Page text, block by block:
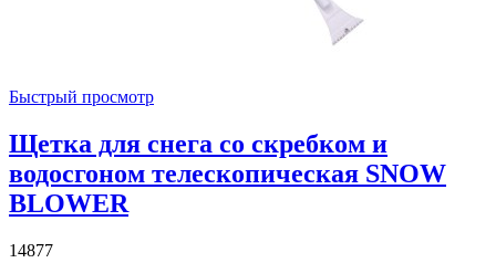
Быстрый просмотр
Щетка для снега со скребком и
водосгоном телескопическая SNOW
BLOWER
14877